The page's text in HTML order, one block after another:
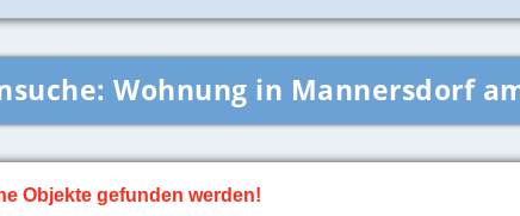
Wohnung in Mannersdorf
Objekte gefunden werden!